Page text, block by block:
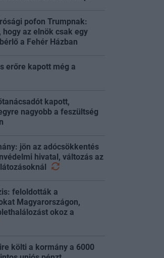
pofon Trumpnak:
hogy az elnök csak egy
a Fehér Házban
erőre kapott még a
kapott,
nagyobb a feszültség
jön az adócsökkentés
hivatal, változás az
feloldották a
Magyarországon,
okoz a
költi a kormány a 6000